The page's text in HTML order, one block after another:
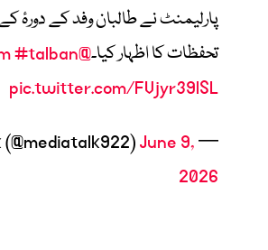
پارلیمنٹ نے طالبان وفد کے دورۂ
تحفظات کا اظہار کیا۔@KulAalam
#talban
pic.twitter.com/FVjyr39lSL
— Media Talk (@mediatalk922)
June 9,
2026